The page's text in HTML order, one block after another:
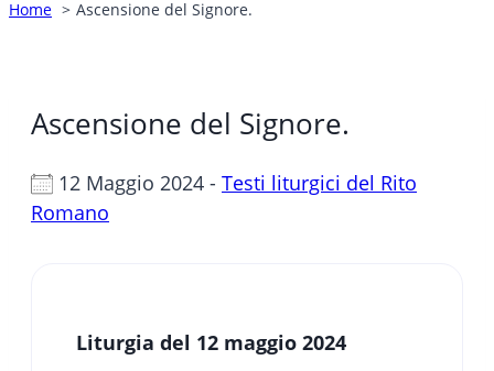
Home Ascensione del Signore.
Ascensione del Signore.
12 Maggio 2024 - Testi liturgici del Rito
Romano
Liturgia del 12 maggio 2024